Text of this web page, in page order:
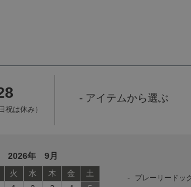
祝は休み）
アイテムから選ぶ
2026年 9月
火 水 木 金
土
プレーリードッ